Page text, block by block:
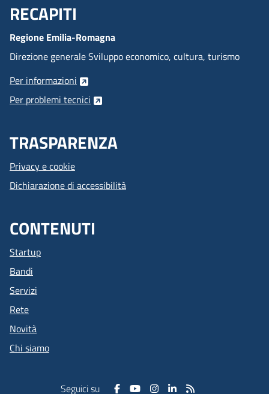
Menu Footer
RECAPITI
Regione Emilia-Romagna
Direzione generale Sviluppo economico, cultura, turismo
Per informazioni
Per problemi tecnici
TRASPARENZA
Privacy e cookie
Dichiarazione di accessibilità
CONTENUTI
Startup
Bandi
Servizi
Rete
Novità
Chi siamo
Seguici su